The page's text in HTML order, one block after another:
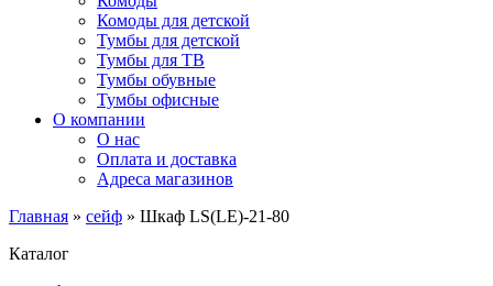
Комоды для детской
Тумбы для детской
Тумбы для ТВ
Тумбы обувные
Тумбы офисные
О компании
О нас
Оплата и доставка
Адреса магазинов
Главная » сейф » Шкаф LS(LE)-21-80
Каталог